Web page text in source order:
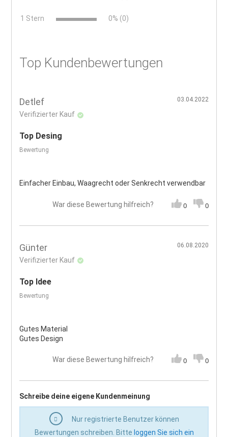
1 Stern 0% (0)
Top Kundenbewertungen
Detlef
Verifizierter Kauf
03.04.2022
Top Desing
Bewertung
Einfacher Einbau, Waagrecht oder Senkrecht verwendbar
War diese Bewertung hilfreich? 0 0
Günter
Verifizierter Kauf
06.08.2020
Top Idee
Bewertung
Gutes Material
Gutes Design
War diese Bewertung hilfreich? 0 0
Schreibe deine eigene Kundenmeinung
Nur registrierte Benutzer können
Bewertungen schreiben. Bitte loggen Sie sich ein